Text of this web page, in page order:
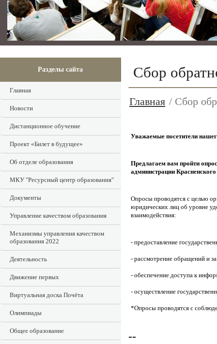
Разделы сайта
Главная
Новости
Дистанционное обучение
Проект «Билет в будущее»
Об отделе образования
МКУ "Ресурсный центр образования"
Документы
Управление качеством образования
Механизмы управления качеством
образования 2022
Деятельность
Движение первых
Виртуальная доска Почёта
Олимпиады
Общее образование
Сбор
Главная / Сбор
Уважаемые посетители
Предлагаем вам пройти
администрации
Опросы проводятся с целью
юридических лиц об уровне
взаимодействия:
- предоставление
- рассмотрение обращений и
- обеспечение доступа к
- осуществление
*Опросы проводятся с
--